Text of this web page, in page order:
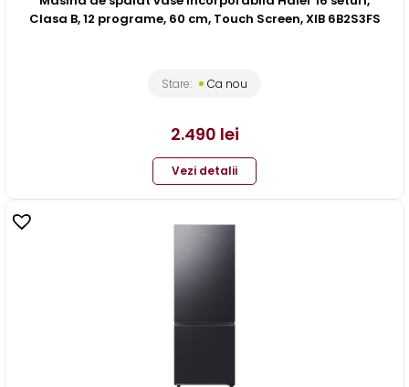
Clasa B, 12 programe, 60 cm, Touch Screen, XIB 6B2S3FS
Stare: Ca nou
2.490 lei
Vezi detalii